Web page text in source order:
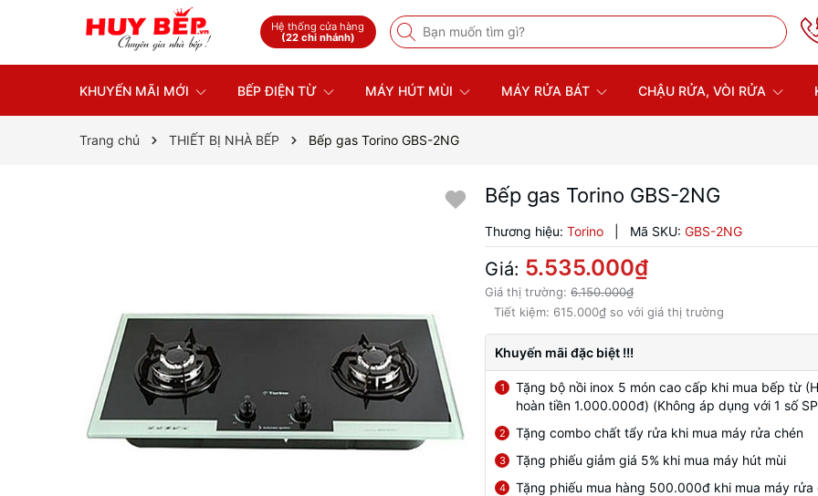
Hệ thống cửa hàng
(22 chi nhánh)
KHUYẾN MÃI MỚI BẾP ĐIỆN TỪ MÁY HÚT MÙI MÁY RỬA BÁT CHẬU RỬA, VÒI RỬA
Trang chủ THIẾT BỊ NHÀ BẾP Bếp gas Torino GBS-2NG
Bếp gas Torino GBS-2NG
Thương hiệu: Torino Mã SKU: GBS-2NG
Giá: 5.535.000₫
Giá thị trường:6.150.000₫
Tiết kiệm: 615.000₫ so với giá thị trường
Khuyến mãi đặc biệt !!!
1
Tặng bộ nồi inox 5 món cao cấp khi mua bếp từ
hoàn tiền 1.000.000đ) (Không áp dụng với 1 số
2 Tặng combo chất tẩy rửa khi mua máy rửa chén
3 Tặng phiếu giảm giá 5% khi mua máy hút mùi
4 Tặng phiếu mua hàng 500.000đ khi mua máy rửa